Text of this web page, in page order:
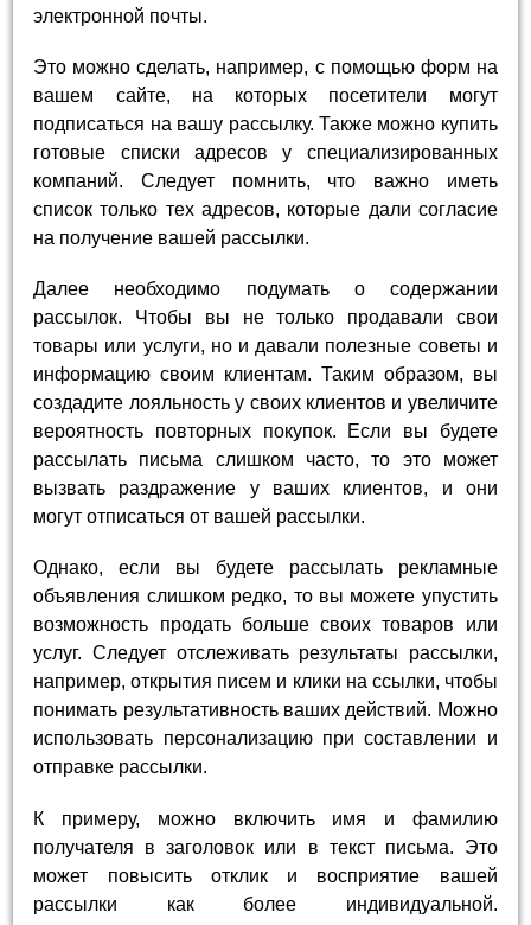
электронной почты.
Это можно сделать, например, с помощью форм на
вашем сайте, на которых посетители могут
подписаться на вашу рассылку. Также можно купить
готовые списки адресов у специализированных
компаний. Следует помнить, что важно иметь
список только тех адресов, которые дали согласие
на получение вашей рассылки.
Далее необходимо подумать о содержании
рассылок. Чтобы вы не только продавали свои
товары или услуги, но и давали полезные советы и
информацию своим клиентам. Таким образом, вы
создадите лояльность у своих клиентов и увеличите
вероятность повторных покупок. Если вы будете
рассылать письма слишком часто, то это может
вызвать раздражение у ваших клиентов, и они
могут отписаться от вашей рассылки.
Однако, если вы будете рассылать рекламные
объявления слишком редко, то вы можете упустить
возможность продать больше своих товаров или
услуг. Следует отслеживать результаты рассылки,
например, открытия писем и клики на ссылки, чтобы
понимать результативность ваших действий. Можно
использовать персонализацию при составлении и
отправке рассылки.
К примеру, можно включить имя и фамилию
получателя в заголовок или в текст письма. Это
может повысить отклик и восприятие вашей
рассылки как более индивидуальной.